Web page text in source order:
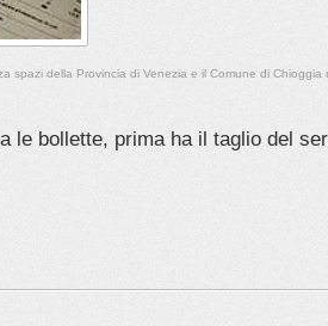
spazi della Provincia di Venezia e il Comune di
le bollette, prima ha il taglio del